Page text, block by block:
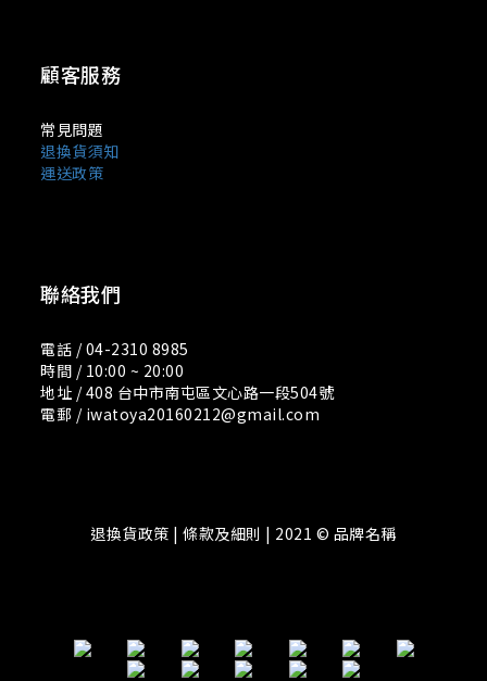
顧客服務
常見問題
退換貨須知
運送政策
聯絡我們
電話 / 04-2310 8985
時間 / 10:00 ~ 20:00
地址 / 408 台中市南屯區文心路一段504號
電郵 / iwatoya20160212@gmail.com
退換貨政策 | 條款及細則 | 2021 © 品牌名稱